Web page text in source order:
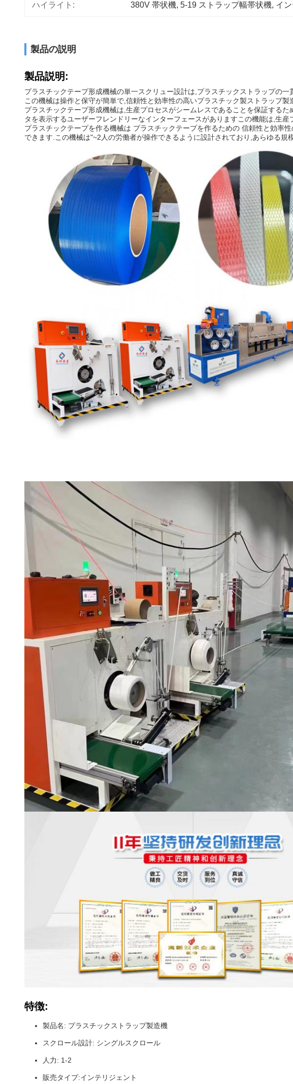
ハイライト: 380V 帯状機, 5-19 ストラップ幅帯状機, イ
製品の説明
製品説明:
プラスチックテープ形成機械の単一スクリュー設計は,プラスチックストラップの
この機械は操作と保守が簡単で,信頼性と効率性の高いプラスチック製ストラップ
プラスチックテープ形成機械は,生産プロセスがシームレスであることを保証する
タを表示するユーザーフレンドリーなインターフェースがありますこの機能は,生
プラスチックテープを作る機械は プラスチックテープを作るための 信頼性と効率
できます.この機械は"~2人の労働者が操作できるように設計されており,あらゆる規
特徴:
製品名: プラスチックストラップ製造機
スクロール設計: シングルスクロール
人力: 1-2
販売タイプ:インテリジェント